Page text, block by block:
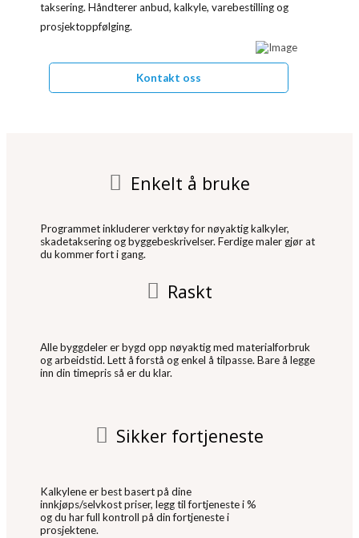
taksering. Håndterer anbud, kalkyle, varebestilling og
prosjektoppfølging.
Kontakt oss
Enkelt å bruke
Programmet inkluderer verktøy for nøyaktig kalkyler,
skadetaksering og byggebeskrivelser. Ferdige maler gjør at
du kommer fort i gang.
Raskt
Alle byggdeler er bygd opp nøyaktig med materialforbruk
og arbeidstid. Lett å forstå og enkel å tilpasse. Bare å legge
inn din timepris så er du klar.
Sikker fortjeneste
Kalkylene er best basert på dine
innkjøps/selvkost priser, legg til fortjeneste i %
og du har full kontroll på din fortjeneste i
prosjektene.